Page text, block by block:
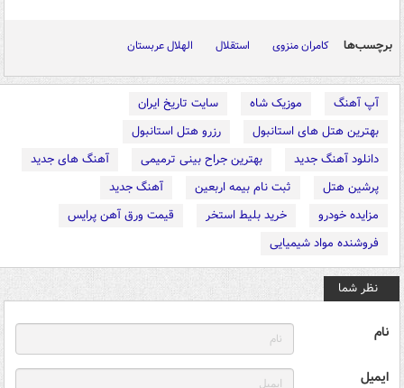
برچسب‌ها کامران منزوی استقلال الهلال عربستان
آپ آهنگ موزیک شاه
سایت تاریخ ایران
بهترین هتل های استانبول
رزرو هتل استانبول
دانلود آهنگ جدید
بهترین جراح بینی ترمیمی
آهنگ های جدید
پرشین هتل
ثبت نام بیمه اربعین
آهنگ جدید
مزایده خودرو
خرید بلیط استخر
قیمت ورق آهن پرایس
فروشنده مواد شیمیایی
نظر شما
نام
ایمیل